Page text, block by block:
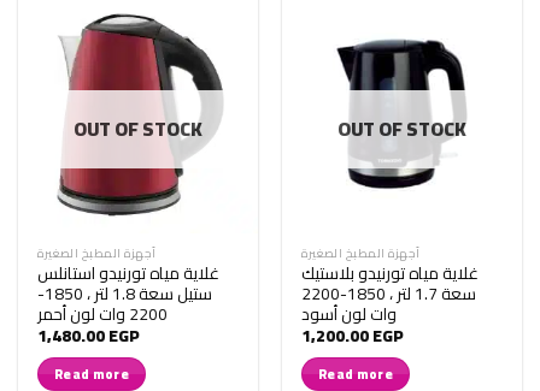
OUT OF STOCK
أجهزة المطبخ الصغيرة
غلاية مياه تورنيدو استانلس
ستيل سعة 1.8 لتر ، 1850-
2200 وات لون أحمر
1,480.00EGP
Read more
OUT OF STOCK
أجهزة المطبخ الصغيرة
غلاية مياه تورنيدو بلاستيك
سعة 1.7 لتر ، 1850-2200
وات لون أسود
1,200.00EGP
Read more